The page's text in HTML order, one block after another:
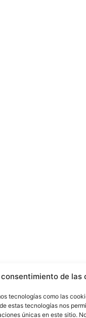
de las
tecnologías como las
estas tecnologías nos
únicas en este sitio.